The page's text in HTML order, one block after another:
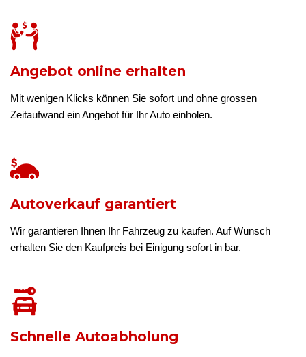
Angebot online erhalten
Mit wenigen Klicks können Sie sofort und ohne grossen
Zeitaufwand ein Angebot für Ihr Auto einholen.
Autoverkauf garantiert
Wir garantieren Ihnen Ihr Fahrzeug zu kaufen. Auf Wunsch
erhalten Sie den Kaufpreis bei Einigung sofort in bar.
Schnelle Autoabholung